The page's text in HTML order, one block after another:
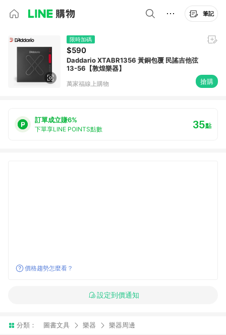
筆記
限時加碼
$590
Daddario XTABR1356 黃銅包覆 民謠吉他弦
13-56【敦煌樂器】
萬家福線上購物 搶購
訂單成立賺6%
下單享LINE POINTS點數 35點
價格趨勢怎麼看？
設定到價通知
分類： 圖書文具 樂器 樂器周邊